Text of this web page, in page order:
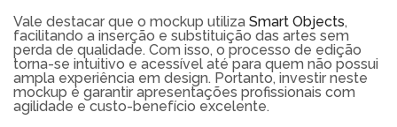
Vale destacar que o mockup utiliza Smart Objects,
facilitando a inserção e substituição das artes sem
perda de qualidade. Com isso, o processo de edição
torna-se intuitivo e acessível até para quem não possui
ampla experiência em design. Portanto, investir neste
mockup é garantir apresentações profissionais com
agilidade e custo-benefício excelente.